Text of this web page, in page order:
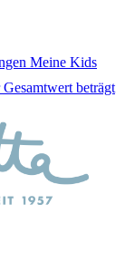
Meine Kids
beträgt